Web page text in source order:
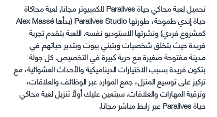
تحميل لعبة محاكي حياة Paralives للكمبيوتر مجانا, لعبة محاكاة
حياة إندي طموحة، طورتها Paralives Studio (بدأها Alex Massé
كمشروع فردي) ونشرتها الاستوديو نفسه. اللعبة بتقدم تجربة
فريدة حيث بتخلق شخصيات وبتبني بيوت وبتدير حياتهم في
مدينة مفتوحة صغيرة مع حرية كبيرة في التخصيص. كل جولة
بتكون فريدة بسبب الاختيارات الديناميكية والأحداث العشوائية، مع
تركيز على توسيع المنزل، جمع الموارد عبر الوظائف والعلاقات،
وترقية المهارات والعلاقات. سيتعين عليك أولاً تنزيل لعبة محاكي
حياة Paralives عبر رابط مباشر مجانا.